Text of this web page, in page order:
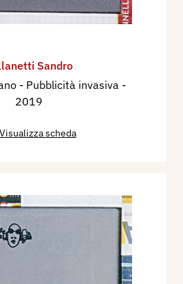
Sandro
- Pubblicità invasiva -
2019
Visualizza scheda